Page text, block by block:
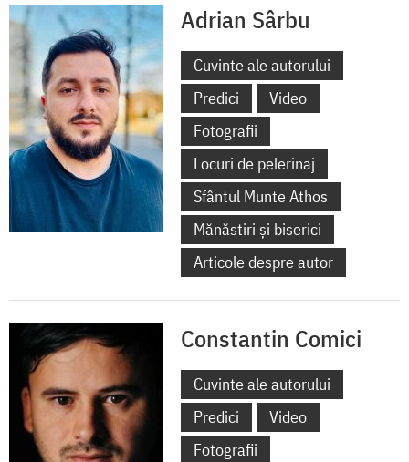
Adrian Sârbu
Cuvinte ale autorului
Predici
Video
Fotografii
Locuri de pelerinaj
Sfântul Munte Athos
Mănăstiri și biserici
Articole despre autor
Constantin Comici
Cuvinte ale autorului
Predici
Video
Fotografii